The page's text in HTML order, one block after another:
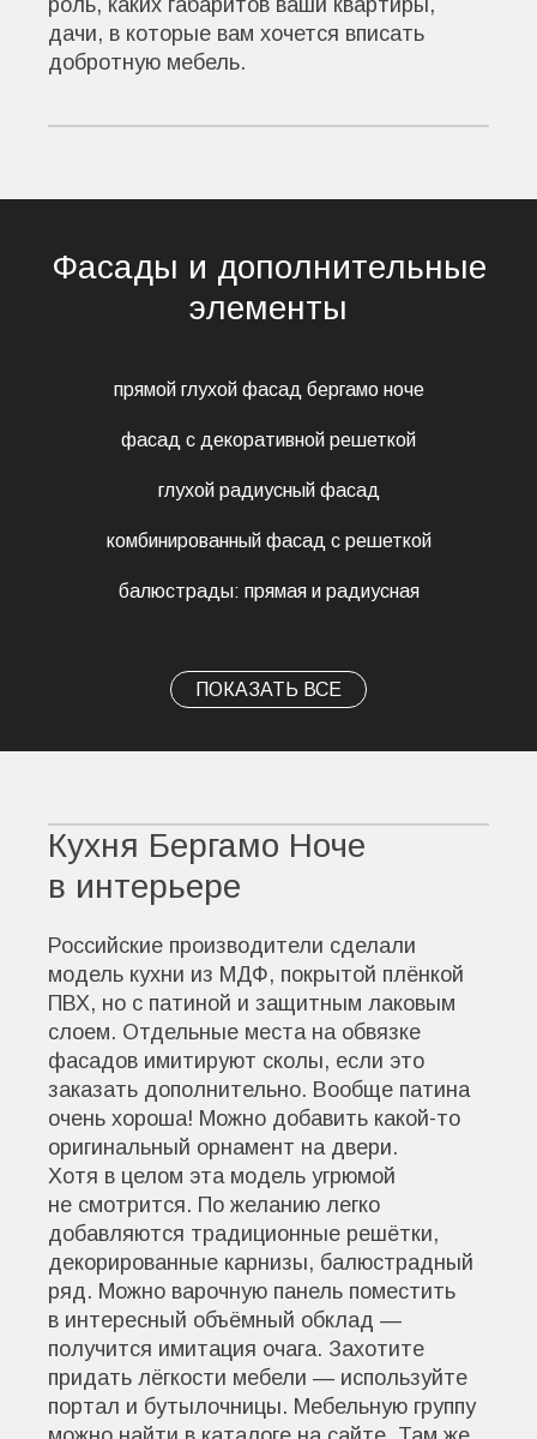
роль, каких габаритов ваши квартиры,
дачи, в которые вам хочется вписать
добротную мебель.
Фасады и дополнительные
элементы
прямой глухой фасад бергамо ноче
фасад с декоративной решеткой
глухой радиусный фасад
комбинированный фасад с решеткой
балюстрады: прямая и радиусная
ПОКАЗАТЬ ВСЕ
Кухня Бергамо Ноче
в интерьере
Российские производители сделали
модель кухни из МДФ, покрытой плёнкой
ПВХ, но с патиной и защитным лаковым
слоем. Отдельные места на обвязке
фасадов имитируют сколы, если это
заказать дополнительно. Вообще патина
очень хороша! Можно добавить какой-то
оригинальный орнамент на двери.
Хотя в целом эта модель угрюмой
не смотрится. По желанию легко
добавляются традиционные решётки,
декорированные карнизы, балюстрадный
ряд. Можно варочную панель поместить
в интересный объёмный обклад —
получится имитация очага. Захотите
придать лёгкости мебели — используйте
портал и бутылочницы. Мебельную группу